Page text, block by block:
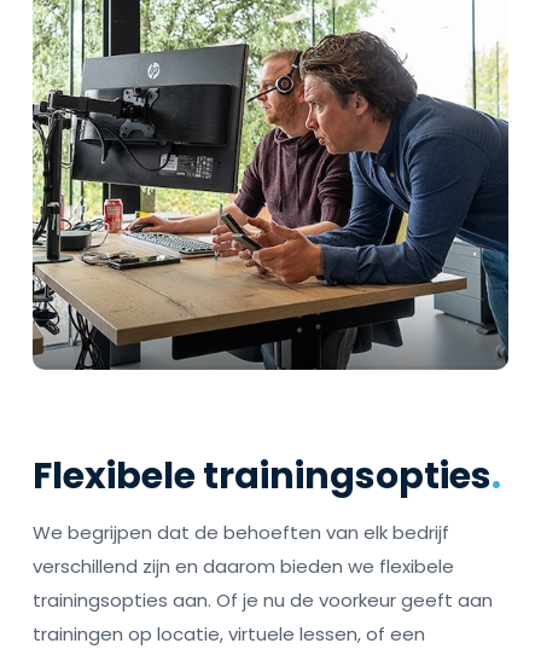
Flexibele trainingsopties.
We begrijpen dat de behoeften van elk bedrijf
verschillend zijn en daarom bieden we flexibele
trainingsopties aan. Of je nu de voorkeur geeft aan
trainingen op locatie, virtuele lessen, of een